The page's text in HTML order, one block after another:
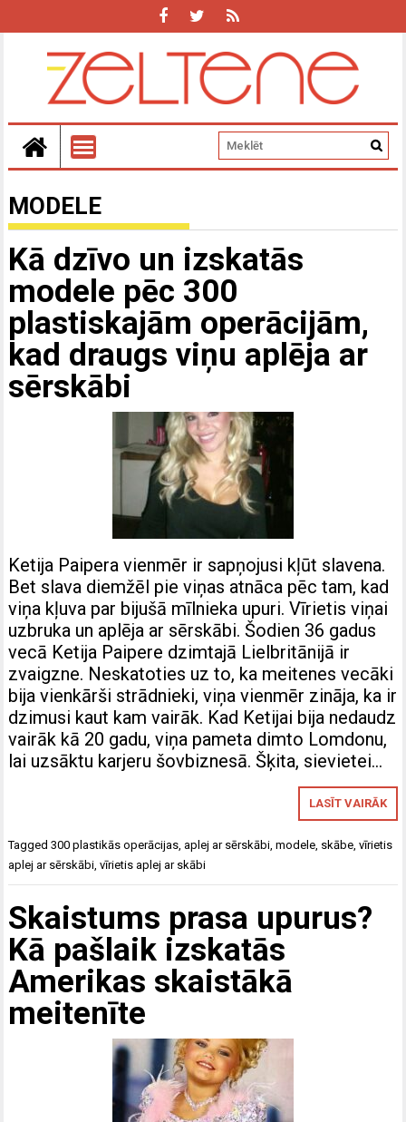
MODELE
Kā dzīvo un izskatās
modele pēc 300
plastiskajām operācijām,
kad draugs viņu aplēja ar
sērskābi
Ketija Paipera vienmēr ir sapņojusi kļūt slavena.
Bet slava diemžēl pie viņas atnāca pēc tam, kad
viņa kļuva par bijušā mīlnieka upuri. Vīrietis viņai
uzbruka un aplēja ar sērskābi. Šodien 36 gadus
vecā Ketija Paipere dzimtajā Lielbritānijā ir
zvaigzne. Neskatoties uz to, ka meitenes vecāki
bija vienkārši strādnieki, viņa vienmēr zināja, ka ir
dzimusi kaut kam vairāk. Kad Ketijai bija nedaudz
vairāk kā 20 gadu, viņa pameta dimto Lomdonu,
lai uzsāktu karjeru šovbiznesā. Šķita, sievietei…
LASĪT VAIRĀK
Tagged300 plastikās operācijas ,aplej ar sērskābi ,modele skābe ,vīrietis
aplej ar sērskābi ,vīrietis aplej ar skābi
Skaistums prasa upurus?
Kā pašlaik izskatās
Amerikas skaistākā
meitenīte